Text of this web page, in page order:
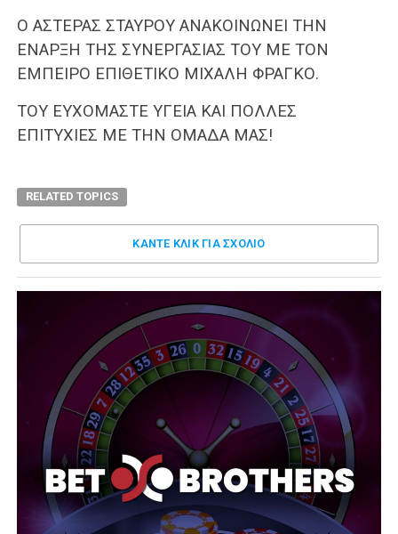
Ο ΑΣΤΕΡΑΣ ΣΤΑΥΡΟΥ ΑΝΑΚΟΙΝΩΝΕΙ ΤΗΝ
ΕΝΑΡΞΗ ΤΗΣ ΣΥΝΕΡΓΑΣΙΑΣ ΤΟΥ ΜΕ ΤΟΝ
ΕΜΠΕΙΡΟ ΕΠΙΘΕΤΙΚΟ ΜΙΧΑΛΗ ΦΡΑΓΚΟ.
ΤΟΥ ΕΥΧΟΜΑΣΤΕ ΥΓΕΙΑ ΚΑΙ ΠΟΛΛΕΣ
ΕΠΙΤΥΧΙΕΣ ΜΕ ΤΗΝ ΟΜΑΔΑ ΜΑΣ!
RELATED TOPICS
ΚΑΝΤΕ ΚΛΊΚ ΓΙΑ ΣΧΌΛΙΟ